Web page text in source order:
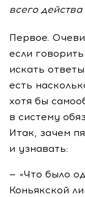
всего
Первое.
если
искать
есть
хотя бы
в систему
Итак, зачем
и узнавать:
— «Что было
Коньякской